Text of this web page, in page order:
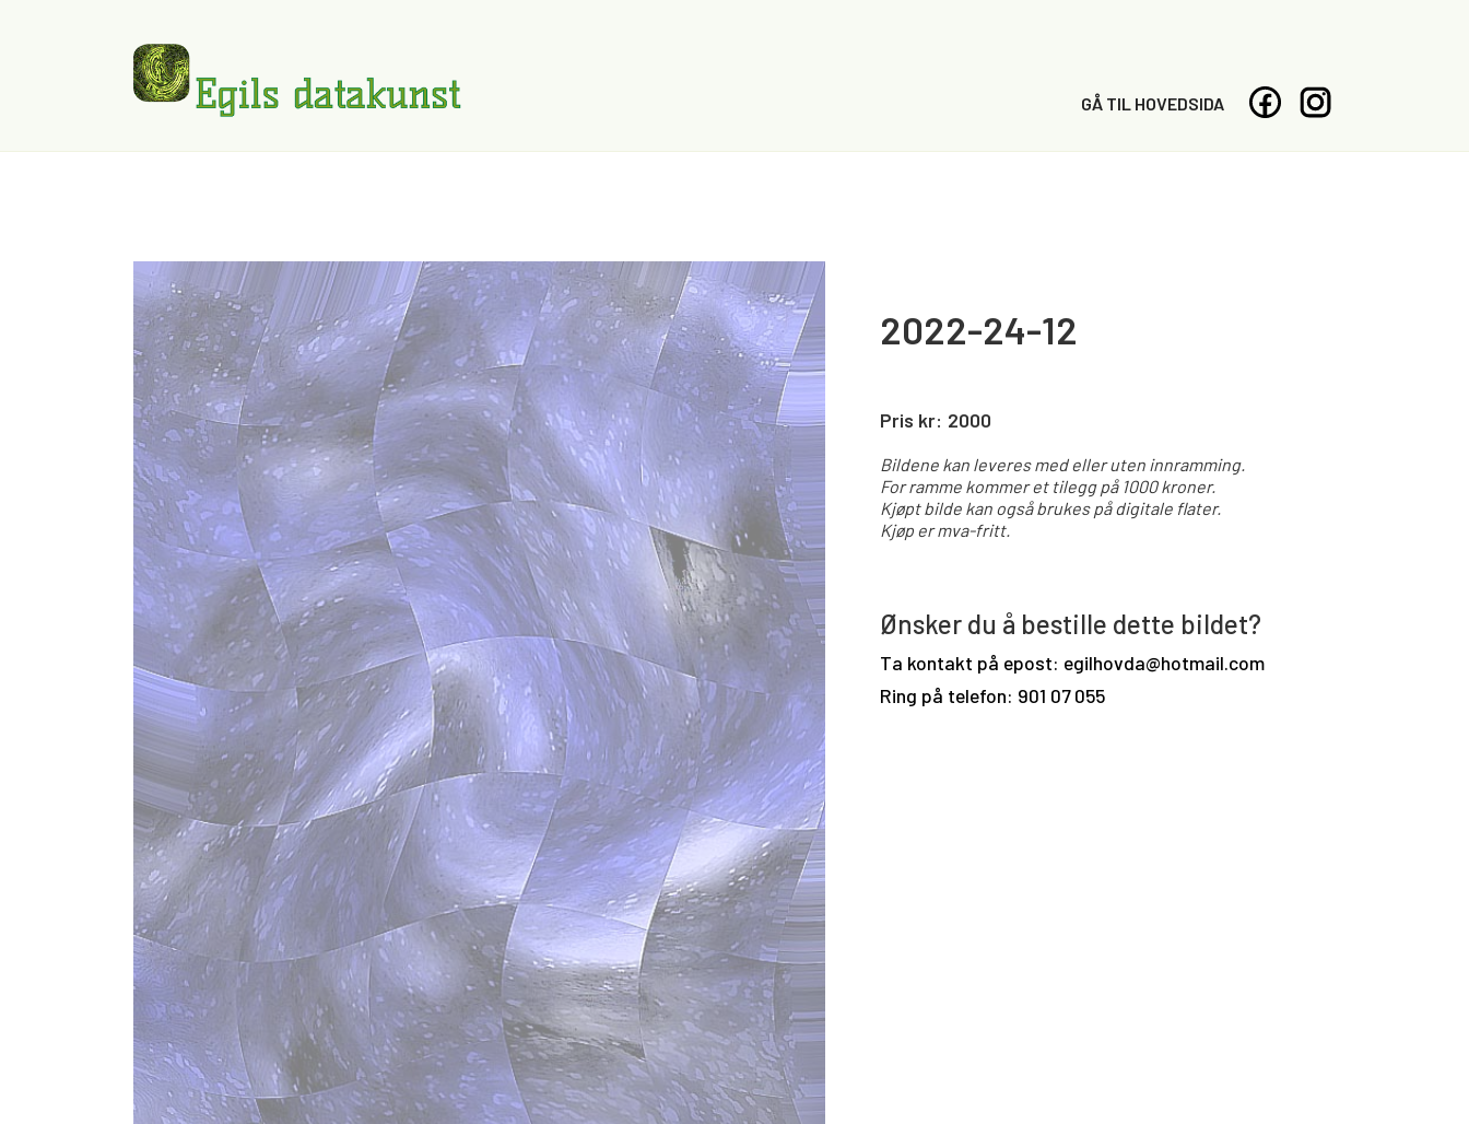
GÅ TIL HOVEDSIDA
2022-24-12
Pris kr: 2000
Bildene kan leveres med eller uten innramming.
For ramme kommer et tilegg på 1000 kroner.
Kjøpt bilde kan også brukes på digitale flater.
Kjøp er mva-fritt.
Ønsker du å bestille dette bildet?
Ta kontakt på epost: egilhovda@hotmail.com
Ring på telefon: 901 07 055